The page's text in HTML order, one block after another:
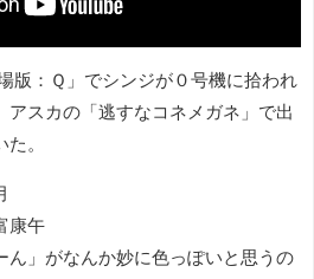
版：Ｑ」でシンジが０号機に拾われ
アスカの「逃すなコネメガネ」で出
。
康午
ん」がなんか妙に色っぽいと思うの